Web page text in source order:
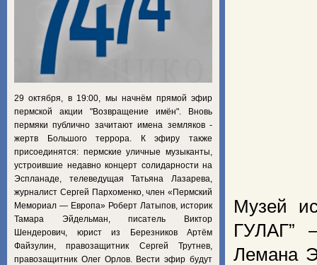
Музей
ГУЛАГ”
Лемана
29 октября, в 19:00, мы начнём прямой эфир
пермской акции "Возвращение имён". Вновь
пермяки публично зачитают имена земляков -
жертв Большого террора. К эфиру также
присоединятся: пермские уличные музыканты,
устроившие недавно концерт солидарности на
Эспланаде, телеведущая Татьяна Лазарева,
журналист Сергей Пархоменко, член «Пермский
Мемориал — Европа» Роберт Латыпов, историк
Тамара Эйдельман, писатель Виктор
Шендерович, юрист из Березников Артём
Файзулин, правозащитник Сергей Трутнев,
правозащитник Олег Орлов. Вести эфир будут